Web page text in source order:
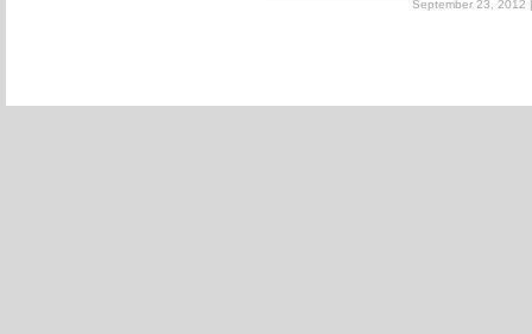
September 23, 2012